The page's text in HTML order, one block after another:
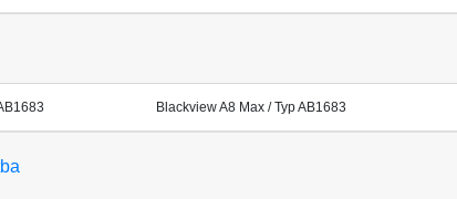
Blackview A8 Max / Typ AB1683